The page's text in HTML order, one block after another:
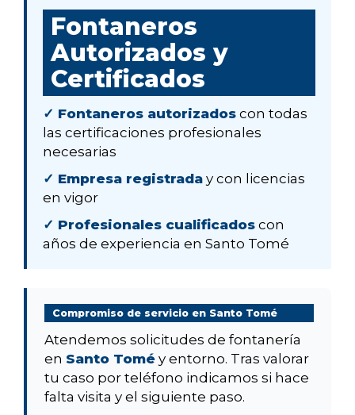
Fontaneros
Autorizados y
Certificados
✓ Fontaneros autorizados con todas
las certificaciones profesionales
necesarias
✓ Empresa registrada y con licencias
en vigor
✓ Profesionales cualificados con
años de experiencia en Santo Tomé
Compromiso de servicio en Santo Tomé
Atendemos solicitudes de fontanería
en Santo Tomé y entorno. Tras valorar
tu caso por teléfono indicamos si hace
falta visita y el siguiente paso.